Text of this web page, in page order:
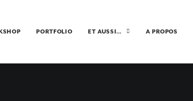
PORTFOLIO ET AUSSI… A PROPOS